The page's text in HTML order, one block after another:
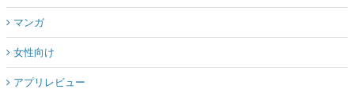
マンガ
女性向け
アプリレビュー